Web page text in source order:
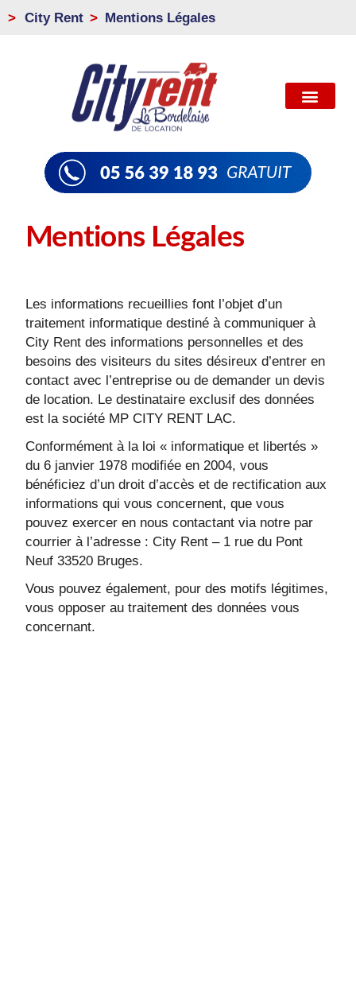
> City Rent Mentions Légales
Mentions Légales
Les informations recueillies font l’objet d’un
traitement informatique destiné à communiquer à
City Rent des informations personnelles et des
besoins des visiteurs du sites désireux d’entrer en
contact avec l’entreprise ou de demander un devis
de location. Le destinataire exclusif des données
est la société MP CITY RENT LAC.
Conformément à la loi « informatique et libertés »
du 6 janvier 1978 modifiée en 2004, vous
bénéficiez d’un droit d’accès et de rectification aux
informations qui vous concernent, que vous
pouvez exercer en nous contactant via notre par
courrier à l’adresse : City Rent – 1 rue du Pont
Neuf 33520 Bruges.
Vous pouvez également, pour des motifs légitimes,
vous opposer au traitement des données vous
concernant.